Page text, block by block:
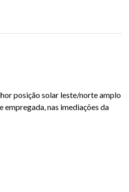
posição solar leste/norte amplo
nas imediações da